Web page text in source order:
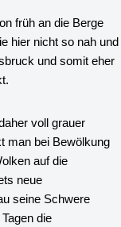
früh an die Berge
hier nicht so nah und
und somit eher
voll grauer
man bei Bewölkung
auf die
neue
seine Schwere
die